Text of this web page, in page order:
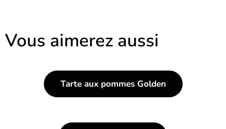
Vous aimerez aussi
Tarte aux pommes Golden